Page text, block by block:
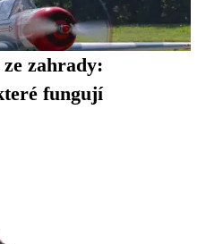
zahrady:
fungují